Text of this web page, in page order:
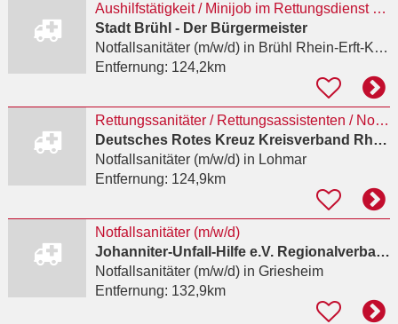
Aushilfstätigkeit / Minijob im Rettungsdienst als Notfallsanitäterin / Notfallsanitäter (m/w/d)
Stadt Brühl - Der Bürgermeister
Notfallsanitäter (m/w/d)in Brühl Rhein-Erft-Kreis
Entfernung: 124,2km
Rettungssanitäter / Rettungsassistenten / Notfallsanitäter (m/w/d)
Deutsches Rotes Kreuz Kreisverband Rhein-Sieg e.V.
Notfallsanitäter (m/w/d)in Lohmar
Entfernung: 124,9km
Notfallsanitäter (m/w/d)
Johanniter-Unfall-Hilfe e.V. Regionalverband Darmstadt-Dieburg
Notfallsanitäter (m/w/d)in Griesheim
Entfernung: 132,9km